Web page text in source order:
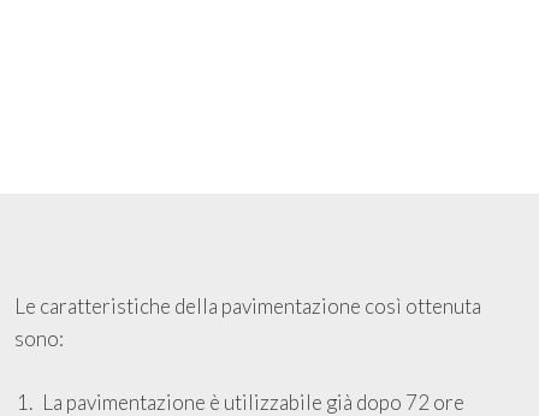
Le caratteristiche della pavimentazione così ottenuta
sono:
La pavimentazione è utilizzabile già dopo 72 ore